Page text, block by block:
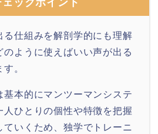
る仕組みを解剖学的にも理解
のように使えばいい声が出る
。
基本的にマンツーマンシステ
人ひとりの個性や特徴を把握
ていくため、独学でトレーニ